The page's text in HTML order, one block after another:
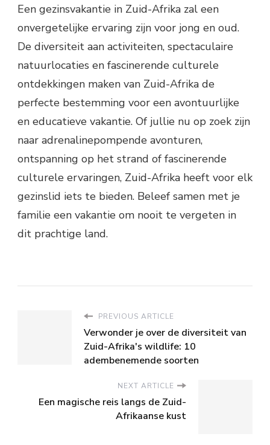
Een gezinsvakantie in Zuid-Afrika zal een
onvergetelijke ervaring zijn voor jong en oud.
De diversiteit aan activiteiten, spectaculaire
natuurlocaties en fascinerende culturele
ontdekkingen maken van Zuid-Afrika de
perfecte bestemming voor een avontuurlijke
en educatieve vakantie. Of jullie nu op zoek zijn
naar adrenalinepompende avonturen,
ontspanning op het strand of fascinerende
culturele ervaringen, Zuid-Afrika heeft voor elk
gezinslid iets te bieden. Beleef samen met je
familie een vakantie om nooit te vergeten in
dit prachtige land.
PREVIOUS ARTICLE
Verwonder je over de diversiteit van
Zuid-Afrika's wildlife: 10
adembenemende soorten
NEXT ARTICLE
Een magische reis langs de Zuid-
Afrikaanse kust